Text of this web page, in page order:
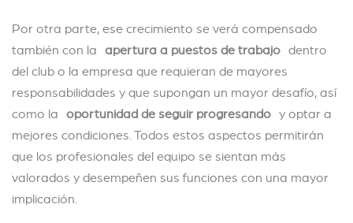
Por otra parte, ese crecimiento se verá compensado
también con la apertura a puestos de trabajo dentro
del club o la empresa que requieran de mayores
responsabilidades y que supongan un mayor desafío, así
como la oportunidad de seguir progresando y optar a
mejores condiciones. Todos estos aspectos permitirán
que los profesionales del equipo se sientan más
valorados y desempeñen sus funciones con una mayor
implicación.